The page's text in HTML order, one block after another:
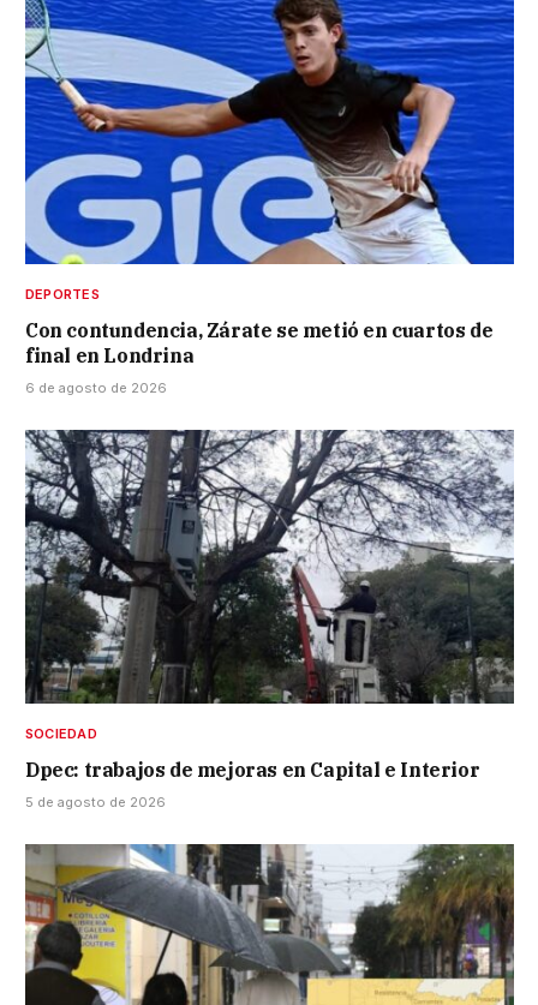
DEPORTES
Con contundencia, Zárate se metió en cuartos de
final en Londrina
6 de agosto de 2026
SOCIEDAD
Dpec: trabajos de mejoras en Capital e Interior
5 de agosto de 2026